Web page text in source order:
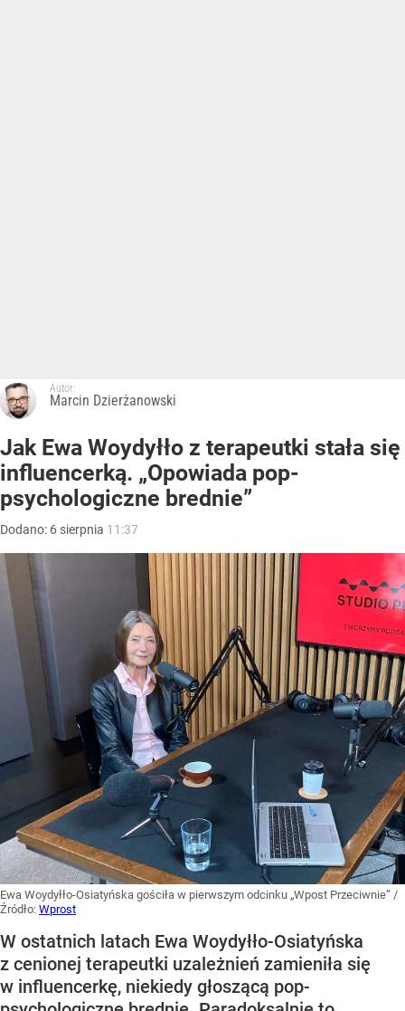
Autor:
Marcin Dzierżanowski
Jak Ewa Woydyłło z terapeutki stała się
influencerką. „Opowiada pop-
psychologiczne brednie”
Dodano: 6 sierpnia 11:37
Ewa Woydyłło-Osiatyńska gościła w pierwszym odcinku „Wpost Przeciwnie” /
Źródło: Wprost
W ostatnich latach Ewa Woydyłło-Osiatyńska
z cenionej terapeutki uzależnień zamieniła się
w influencerkę, niekiedy głoszącą pop-